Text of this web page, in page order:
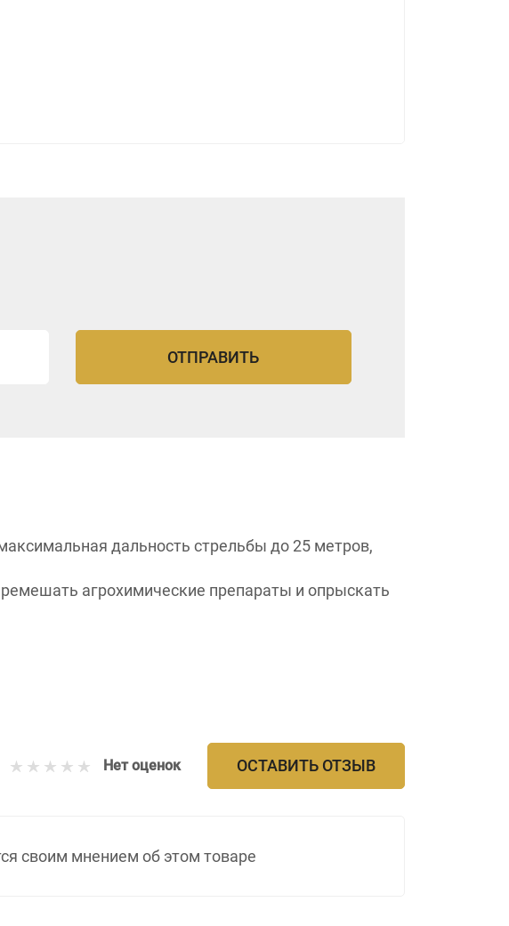
дальность стрельбы до 25 метров,
агрохимические препараты и опрыскать
Нет оценок ОСТАВИТЬ ОТЗЫВ
своим мнением об этом товаре